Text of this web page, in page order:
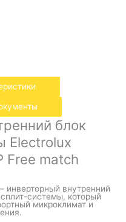
блок
Electrolux
Free match
инверторный внутренний
системы, который
микроклимат и